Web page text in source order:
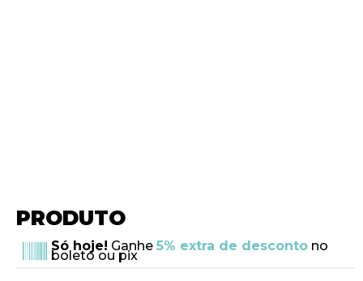
PRODUTO
Só hoje! Ganhe 5% extra de descontono
boleto ou pix